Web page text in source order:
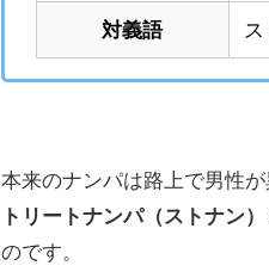
対義語
本来のナンパは路上で男性
トリートナンパ（ストナン）
のです。